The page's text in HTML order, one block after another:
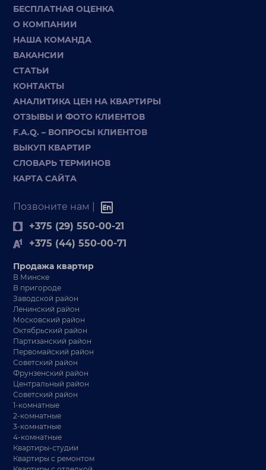
БЕСПЛАТНАЯ ОЦЕНКА
О КОМПАНИИ
НАША КОМАНДА
ВАКАНСИИ
СТАТЬИ
КОНТАКТЫ
АНАЛИТИКА ЦЕН НА КВАРТИРЫ
ОТЗЫВЫ И ФОТО КЛИЕНТОВ
F.A.Q. – ВОПРОСЫ КЛИЕНТОВ
ВЫКУП КВАРТИР
СЛОВАРЬ ТЕРМИНОВ
КАРТА САЙТА
Позвоните нам |
+375 (29) 550-00-21
+375 (44) 550-00-71
Продажа квартир
В Минске
В пригороде
Заводской район
Ленинский район
Московский район
Октябрьский район
Партизанский район
Первомайский район
Советский район
Фрунзенский район
Центральный район
Советский район
1-комнатные
2-комнатные
3-комнатные
4-комнатные
Квартиры-студии
Квартиры с ремонтом